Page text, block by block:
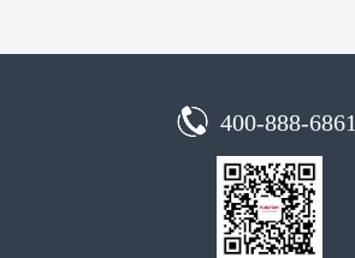
400-888-6861